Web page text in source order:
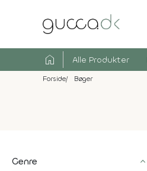
home Alle Produkter
Forside Bøger
Genre